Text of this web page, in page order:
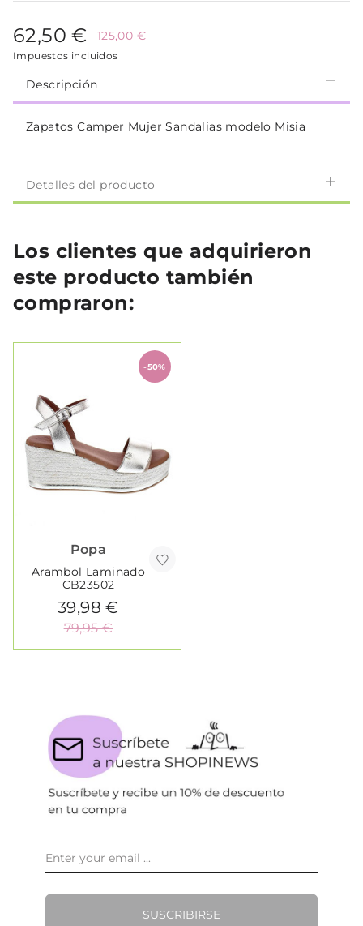
62,50 € 125,00 €
Impuestos incluidos
Descripción
Zapatos Camper Mujer Sandalias modelo Misia
Detalles del producto
Los clientes que adquirieron
este producto también
compraron:
-50%
Popa
Arambol Laminado
CB23502
39,98 €
79,95 €
SUSCRIBIRSE